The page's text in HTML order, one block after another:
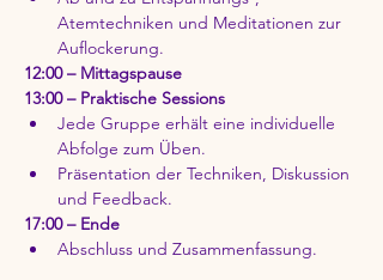
Atemtechniken und Meditationen zur
Auflockerung.
12:00 – Mittagspause
13:00 – Praktische Sessions
Jede Gruppe erhält eine individuelle
Abfolge zum Üben.
Präsentation der Techniken, Diskussion
und Feedback.
17:00 – Ende
Abschluss und Zusammenfassung.